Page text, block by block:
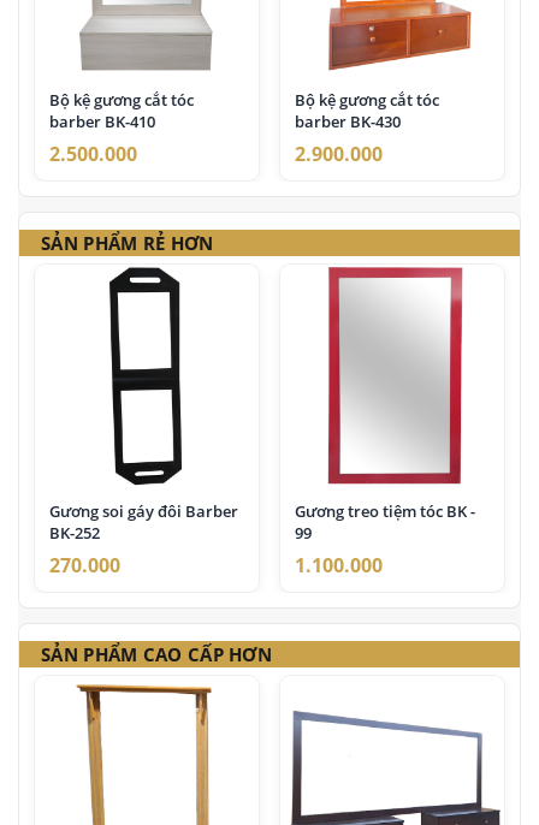
Bộ kệ gương cắt tóc
barber BK-410
2.500.000
Bộ kệ gương cắt tóc
barber BK-430
2.900.000
SẢN PHẨM RẺ HƠN
Gương soi gáy đôi Barber
BK-252
270.000
Gương treo tiệm tóc BK -
99
1.100.000
SẢN PHẨM CAO CẤP HƠN
✓ Hỗ trợ kỹ thuật và sửa chữa lâu dài
✓ Đội ngũ tư vấn am hiểu ngành salon, spa và nail
Đây cũng là lý do nhiều salon, spa và đại lý trên toàn quốc lựa
chọn đồng hành cùng Nội Thất Minh Thi trong nhiều năm
qua.